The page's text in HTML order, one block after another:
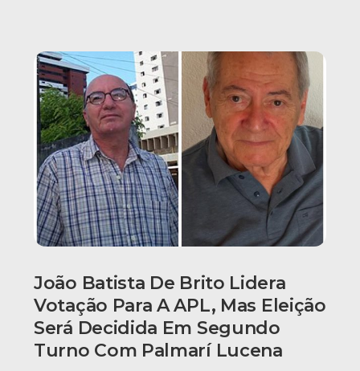
João Batista De Brito Lidera
Votação Para A APL, Mas Eleição
Será Decidida Em Segundo
Turno Com Palmarí Lucena